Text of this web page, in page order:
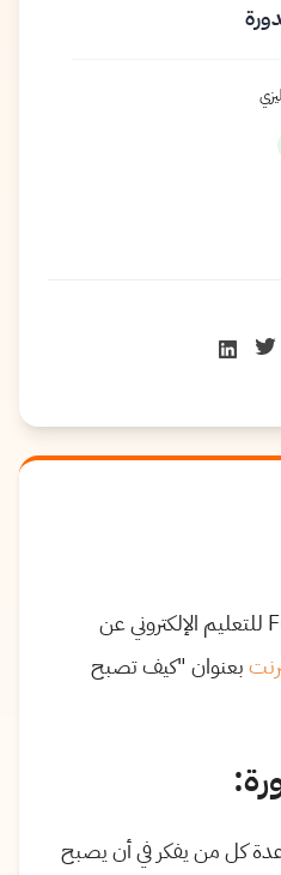
تعلن منصة Future Learn للتعليم الإلكتروني عن
بعنوان "كيف تصبح
كل من يفكر في أن يصبح